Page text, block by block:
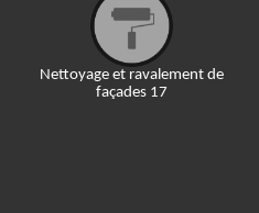
Nettoyage et ravalement de
façades 17